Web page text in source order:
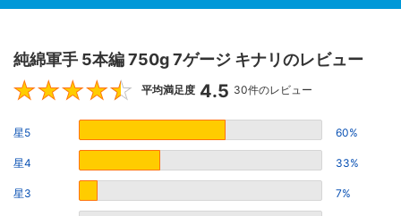
純綿軍手 5本編 750g 7ゲージ キナリのレビュー
4.5
平均満足度 4.5 30件のレビュー
星5 60%
星4 33%
星3 7%